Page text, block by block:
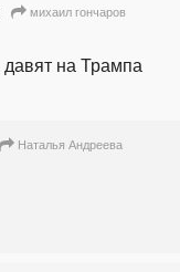
михаил гончаров
давят на Трампа
Наталья Андреева